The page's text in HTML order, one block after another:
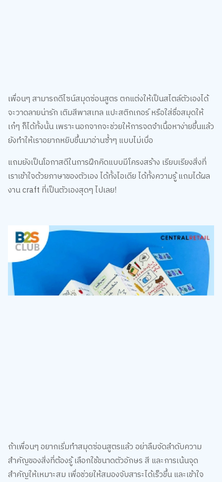
เพื่อนๆ สามารถดีไซน์สมุดซ่อนสูตร ตกแต่งให้เป็นสไตล์ตัวเองได้
จะวาดลายน่ารัก เติมสีพาสเทล แปะสติกเกอร์ หรือใส่ชื่อสมุดให้
เก๋ๆ ก็ได้ทั้งนั้น เพราะนอกจากจะช่วยให้การจดจำเนื้อหาง่ายขึ้นแล้ว
ยังทำให้เราอยากหยิบขึ้นมาอ่านซ้ำๆ แบบไม่เบื่อ
แถมยังเป็นโอกาสดีในการฝึกคิดแบบมีโครงสร้าง เรียบเรียงสิ่งที่
เราเข้าใจด้วยภาษาของตัวเอง ได้ทั้งไอเดีย ได้ทั้งความรู้ แถมได้ผล
งาน craft ที่เป็นตัวเองสุดๆ ไปเลย!
ถ้าเพื่อนๆ อยากเริ่มทำสมุดซ่อนสูตรแล้ว อย่าลืมจัดลำดับความ
สำคัญของสิ่งที่ต้องรู้ เลือกใช้ขนาดตัวอักษร สี และการเน้นจุด
สำคัญให้เหมาะสม เพื่อช่วยให้สมองจับสาระได้เร็วขึ้น และเข้าใจ